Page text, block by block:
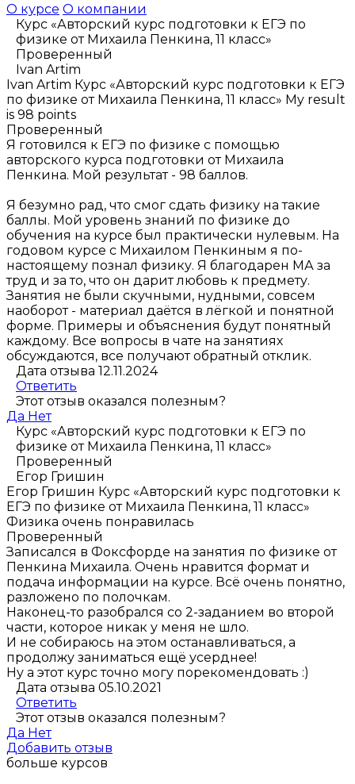
О курсе О компании
Курс «Авторский курс подготовки к ЕГЭ по
физике от Михаила Пенкина, 11 класс»
Проверенный
Ivan Artim
Ivan Artim Курс «Авторский курс подготовки к ЕГЭ
по физике от Михаила Пенкина, 11 класс» My result
is 98 points
Проверенный
Я готовился к ЕГЭ по физике с помощью
авторского курса подготовки от Михаила
Пенкина. Мой результат - 98 баллов.
Я безумно рад, что смог сдать физику на такие
баллы. Мой уровень знаний по физике до
обучения на курсе был практически нулевым. На
годовом курсе с Михаилом Пенкиным я по-
настоящему познал физику. Я благодарен МА за
труд и за то, что он дарит любовь к предмету.
Занятия не были скучными, нудными, совсем
наоборот - материал даётся в лёгкой и понятной
форме. Примеры и объяснения будут понятный
каждому. Все вопросы в чате на занятиях
обсуждаются, все получают обратный отклик.
Дата отзыва 12.11.2024
Ответить
Этот отзыв оказался полезным?
Да Нет
Курс «Авторский курс подготовки к ЕГЭ по
физике от Михаила Пенкина, 11 класс»
Проверенный
Егор Гришин
Егор Гришин Курс «Авторский курс подготовки к
ЕГЭ по физике от Михаила Пенкина, 11 класс»
Физика очень понравилась
Проверенный
Записался в Фоксфорде на занятия по физике от
Пенкина Михаила. Очень нравится формат и
подача информации на курсе. Всё очень понятно,
разложено по полочкам.
Наконец-то разобрался со 2-заданием во второй
части, которое никак у меня не шло.
И не собираюсь на этом останавливаться, а
продолжу заниматься ещё усерднее!
Ну а этот курс точно могу порекомендовать :)
Дата отзыва 05.10.2021
Ответить
Этот отзыв оказался полезным?
Да Нет
Добавить отзыв
больше курсов